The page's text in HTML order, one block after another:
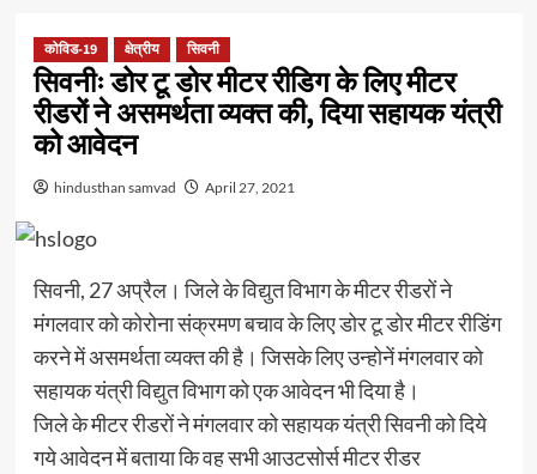
कोविड-19 क्षेत्रीय सिवनी
सिवनीः डोर टू डोर मीटर रीडिग के लिए मीटर
रीडरों ने असमर्थता व्यक्त की, दिया सहायक यंत्री
को आवेदन
hindusthan samvad April 27, 2021
सिवनी, 27 अप्रैल। जिले के विद्युत विभाग के मीटर रीडरों ने
मंगलवार को कोरोना संक्रमण बचाव के लिए डोर टू डोर मीटर रीडिंग
करने में असमर्थता व्यक्त की है। जिसके लिए उन्होनें मंगलवार को
सहायक यंत्री विद्युत विभाग को एक आवेदन भी दिया है।
जिले के मीटर रीडरों ने मंगलवार को सहायक यंत्री सिवनी को दिये
गये आवेदन में बताया कि वह सभी आउटसोर्स मीटर रीडर